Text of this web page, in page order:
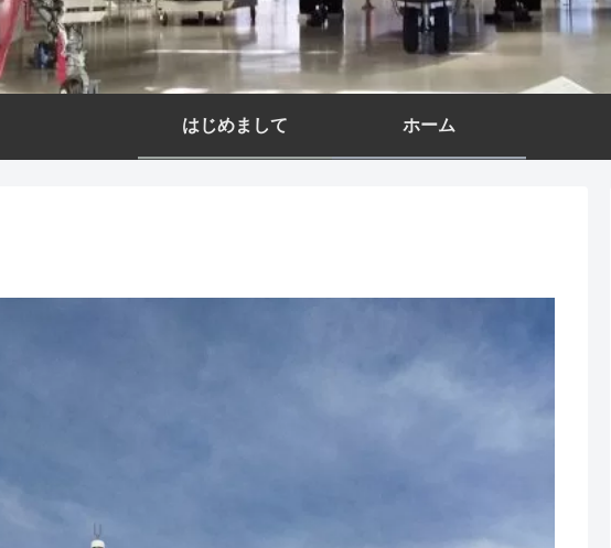
はじめまして ホーム